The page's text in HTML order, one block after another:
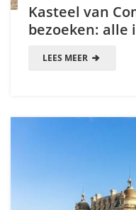
Kasteel van
bezoeken: alle
LEES MEER